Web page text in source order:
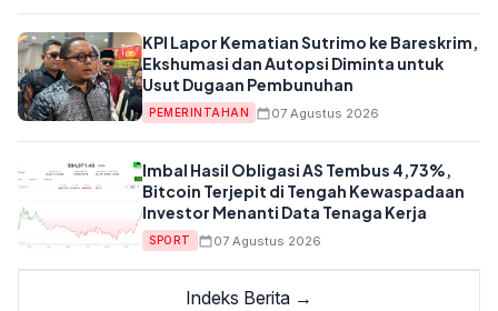
KPI Lapor Kematian Sutrimo ke Bareskrim,
Ekshumasi dan Autopsi Diminta untuk
Usut Dugaan Pembunuhan
PEMERINTAHAN 07 Agustus 2026
Imbal Hasil Obligasi AS Tembus 4,73%,
Bitcoin Terjepit di Tengah Kewaspadaan
Investor Menanti Data Tenaga Kerja
SPORT 07 Agustus 2026
Indeks Berita →